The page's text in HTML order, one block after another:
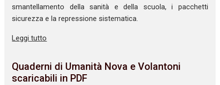
smantellamento della sanità e della scuola, i pacchetti
sicurezza e la repressione sistematica.
Leggi tutto
Quaderni di Umanità Nova e Volantoni
scaricabili in PDF